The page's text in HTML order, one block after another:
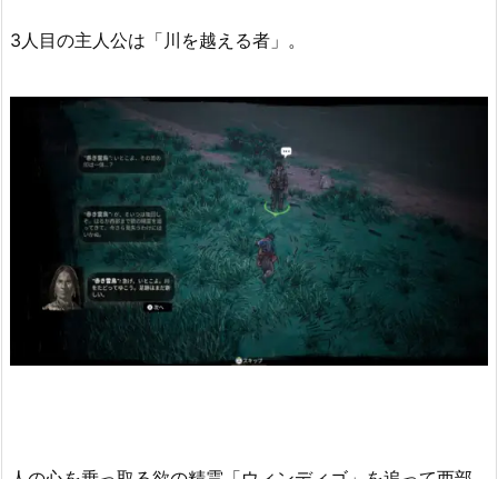
3人目の主人公は「川を越える者」。